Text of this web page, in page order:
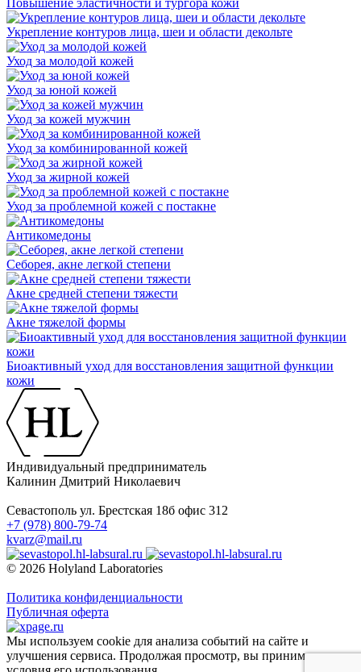
Укрепление контуров лица, шеи и области декольте
Уход за молодой кожей
Уход за юной кожей
Уход за кожей мужчин
Уход за комбинированной кожей
Уход за жирной кожей
Уход за проблемной кожей с постакне
Антикомедоны
Себорея, акне легкой степени
Акне средней степени тяжести
Акне тяжелой формы
Биоактивный уход для восстановления защитной функции
кожи
Индивидуальный предприниматель
Калинин Дмитрий Николаевич
Севастополь ул. Брестская 18б офис 312
+7 (978) 800-79-74
kvarz@mail.ru
© 2026 Holyland Laboratories
Политика конфиденциальности
Публичная оферта
Мы используем cookie для анализа событий на сайте и
улучшения сервиса. Продолжая просмотр, вы принимаете